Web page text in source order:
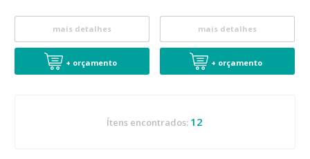
mais detalhes
+ orçamento
mais detalhes
+ orçamento
Ítens encontrados: 12